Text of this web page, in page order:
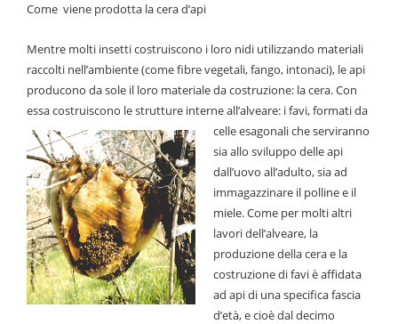
Come viene prodotta la cera d’api
Mentre molti insetti costruiscono i loro nidi utilizzando materiali
raccolti nell’ambiente (come fibre vegetali, fango, intonaci), le api
producono da sole il loro materiale da costruzione: la cera. Con
essa costruiscono le strutture interneall’alveare: i favi, formati da
celle esagonali che serviranno
sia allo sviluppo delle api
dall’uovo all’adulto, sia ad
immagazzinare il polline e il
miele. Come per molti altri
lavori dell’alveare, la
produzione della cera e la
costruzione di favi è affidata
ad api di una specifica fascia
d’età, e cioè dal decimo